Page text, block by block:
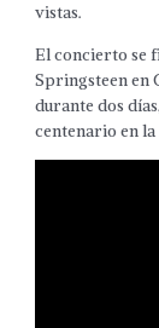
vistas.
El concierto se
Springsteen en
durante dos
centenario en